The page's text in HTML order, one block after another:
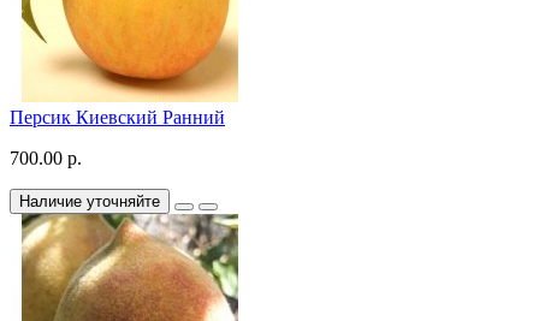
Персик Киевский Ранний
700.00 р.
Наличие уточняйте